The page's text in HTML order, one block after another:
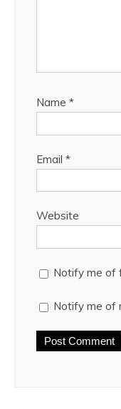
Name *
Email *
Website
Notify me of
Notify me of